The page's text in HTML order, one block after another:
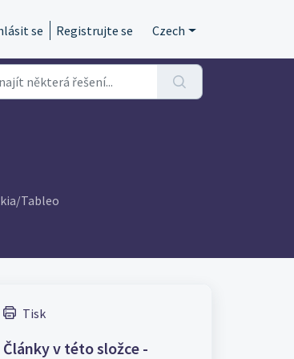
se Registrujte se Czech
Tableo
Tisk
Články v této složce -